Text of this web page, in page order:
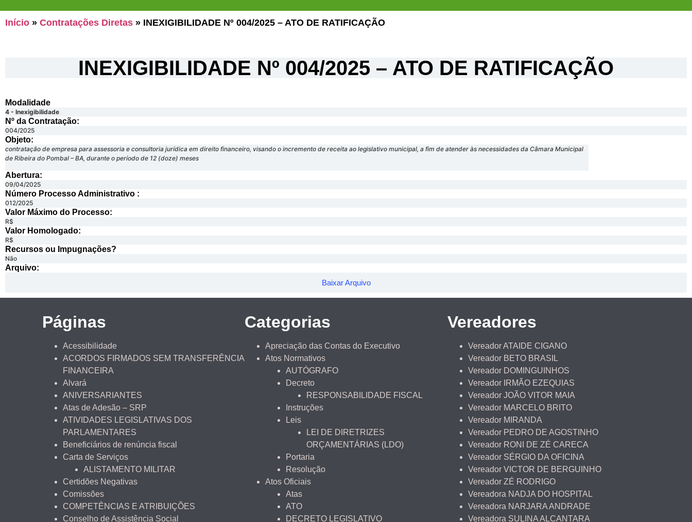
Início » Contratações Diretas » INEXIGIBILIDADE Nº 004/2025 – ATO DE RATIFICAÇÃO
INEXIGIBILIDADE Nº 004/2025 – ATO DE RATIFICAÇÃO
Modalidade
4 - Inexigibilidade
Nº da Contratação:
004/2025
Objeto:
contratação de empresa para assessoria e consultoria jurídica em direito financeiro, visando o incremento de receita ao legislativo municipal, a fim de atender às necessidades da Câmara Municipal
de Ribeira do Pombal – BA, durante o período de 12 (doze) meses
Abertura:
09/04/2025
Número Processo Administrativo :
012/2025
Valor Máximo do Processo: ​
R$
Valor Homologado: ​
R$
Recursos ou Impugnações? ​
Não
Arquivo:
Baixar Arquivo
Páginas
Acessibilidade
ACORDOS FIRMADOS SEM TRANSFERÊNCIA
FINANCEIRA
Alvará
ANIVERSARIANTES
Atas de Adesão – SRP
ATIVIDADES LEGISLATIVAS DOS
PARLAMENTARES
Beneficiários de renúncia fiscal
Carta de Serviços
ALISTAMENTO MILITAR
Certidões Negativas
Comissões
COMPETÊNCIAS E ATRIBUIÇÕES
Conselho de Assistência Social
Categorias
Apreciação das Contas do Executivo
Atos Normativos
AUTÓGRAFO
Decreto
RESPONSABILIDADE FISCAL
Instruções
Leis
LEI DE DIRETRIZES
ORÇAMENTÁRIAS (LDO)
Portaria
Resolução
Atos Oficiais
Atas
ATO
DECRETO LEGISLATIVO
Vereadores
Vereador ATAIDE CIGANO
Vereador BETO BRASIL
Vereador DOMINGUINHOS
Vereador IRMÃO EZEQUIAS
Vereador JOÃO VITOR MAIA
Vereador MARCELO BRITO
Vereador MIRANDA
Vereador PEDRO DE AGOSTINHO
Vereador RONI DE ZÉ CARECA
Vereador SÉRGIO DA OFICINA
Vereador VICTOR DE BERGUINHO
Vereador ZÉ RODRIGO
Vereadora NADJA DO HOSPITAL
Vereadora NARJARA ANDRADE
Vereadora SULINA ALCANTARA